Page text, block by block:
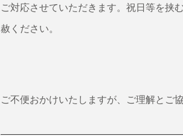
ご対応させていただきます。祝日等を挟
赦ください。
ご不便おかけいたしますが、ご理解とご